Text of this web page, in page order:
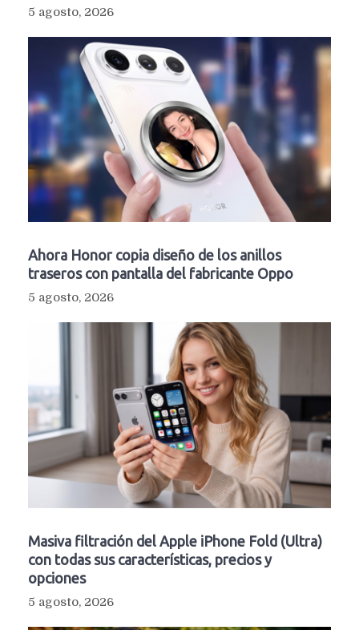
5 agosto, 2026
Ahora Honor copia diseño de los anillos
traseros con pantalla del fabricante Oppo
5 agosto, 2026
Masiva filtración del Apple iPhone Fold (Ultra)
con todas sus características, precios y
opciones
5 agosto, 2026